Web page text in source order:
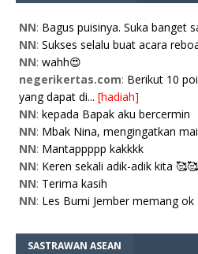
NN: Bagus puisinya. Suka banget
NN: Sukses selalu buat acara
NN: wahh😍
negerikertas.com: Berikut 10
yang dapat di... [hadiah]
NN: kepada Bapak aku bercermin
NN: Mbak Nina, mengingatkan
NN: Mantappppp kakkkk
NN: Keren sekali adik-adik kita
NN: Terima kasih
NN: Les Bumi Jember memang ok
SASTRAWAN ASEAN